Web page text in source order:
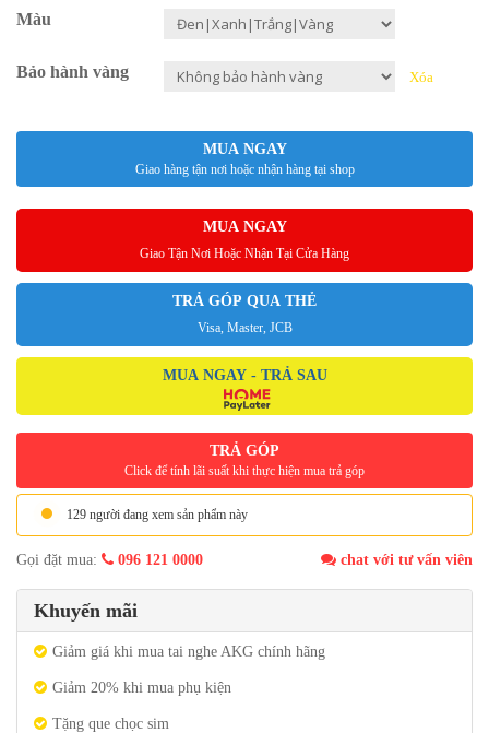
Màu
Bảo hành vàng Xóa
MUA NGAY
Giao hàng tận nơi hoặc nhận hàng tại shop
MUA NGAY
Giao Tận Nơi Hoặc Nhận Tại Cửa Hàng
TRẢ GÓP QUA THẺ
Visa, Master, JCB
MUA NGAY - TRẢ SAU
TRẢ GÓP
Click để tính lãi suất khi thực hiện mua trả góp
129 người đang xem sản phẩm này
Gọi đặt mua: 096 121 0000 chat với tư vấn viên
Khuyến mãi
Giảm giá khi mua tai nghe AKG chính hãng
Giảm 20% khi mua phụ kiện
Tặng que chọc sim